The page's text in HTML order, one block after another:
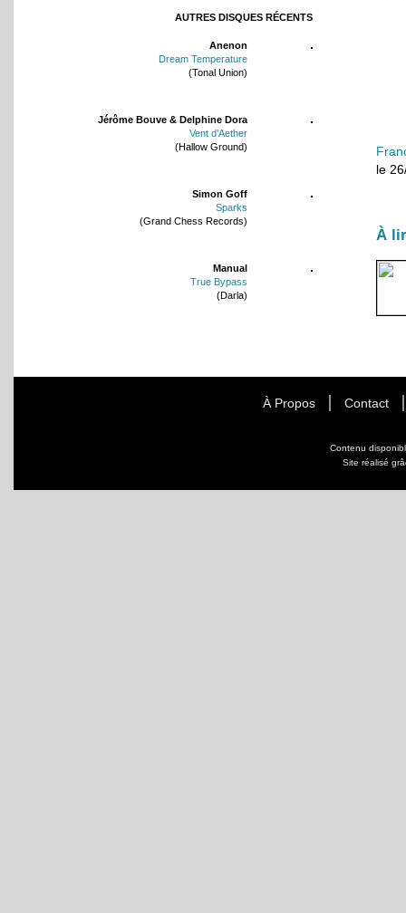
AUTRES DISQUES RÉCENTS
Anenon
Dream Temperature
(Tonal Union)
Jérôme Bouve & Delphine Dora
Vent d’Aether
(Hallow Ground)
Simon Goff
Sparks
(Grand Chess Records)
Manual
True Bypass
(Darla)
le
À
À Propos Contact
Contenu
Site réalisé